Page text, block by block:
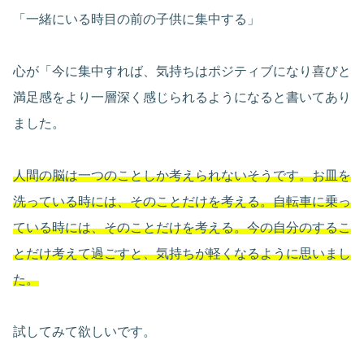
「一緒にいる時目の前の子供に集中する」
心が「今に集中すれば、気持ちはポジティブになり喜びと
満足感をより一層深く感じられるようになると書いてあり
ました。
人間の脳は一つのことしか考えられないそうです。お皿を
洗っている時には、そのことだけを考える。自転車に乗っ
ている時には、そのことだけを考える。今の自分のするこ
とだけ考えて過ごすと、気持ちが軽くなるように思いまし
た。
試してみて欲しいです。